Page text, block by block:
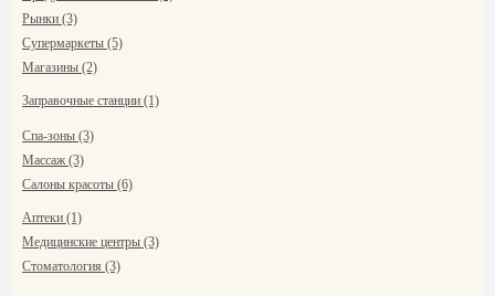
Рынки (3)
Супермаркеты (5)
Магазины (2)
Заправочные станции (1)
Спа-зоны (3)
Массаж (3)
Салоны красоты (6)
Аптеки (1)
Медицинские центры (3)
Стоматология (3)